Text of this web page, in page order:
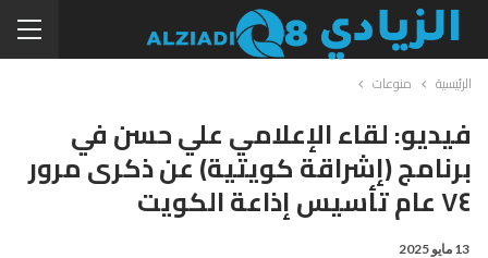
الرئيسية منوعات
فيديو: لقاء الإعلامي علي حسن في
برنامج (إشراقة كويتية) عن ذكرى مرور
٧٤ عام تأسيس إذاعة الكويت
13 مايو 2025